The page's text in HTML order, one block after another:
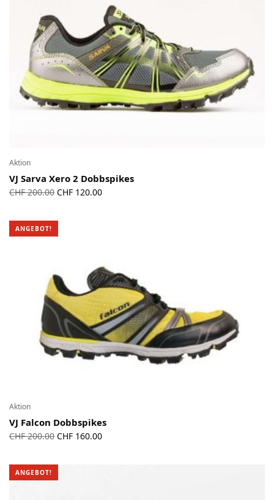
Aktion
VJ Sarva Xero 2 Dobbspikes
CHF200.00 Ursprünglicher
CHF 200.00
CHF 120.00Aktueller
ANGEBOT!
Aktion
VJ Falcon Dobbspikes
CHF200.00 Ursprünglicher
CHF 200.00
CHF 160.00Aktueller
ANGEBOT!